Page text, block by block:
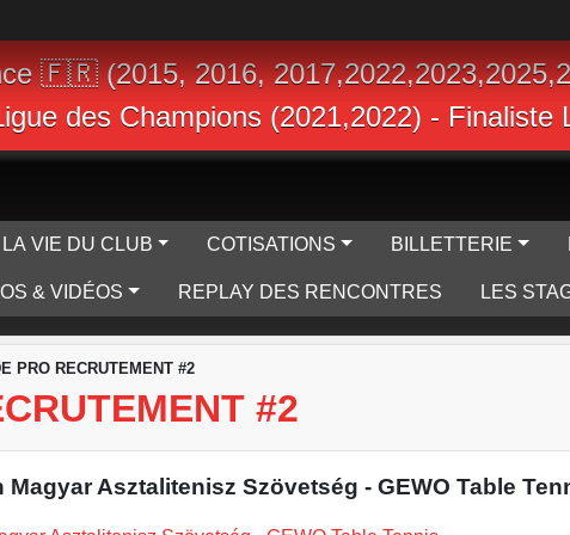
🇫🇷 (2015, 2016,
des Champions (2021,2022) -
LA VIE DU CLUB COTISATIONS BILLETTERIE
& VIDÉOS REPLAY DES RENCONTRES LES
PRO RECRUTEMENT #2
#2
Asztalitenisz Szövetség - GEWO Table